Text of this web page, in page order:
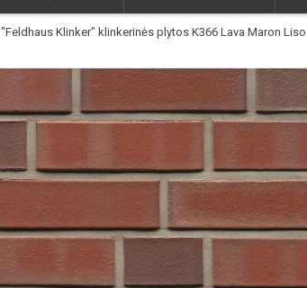
"Feldhaus Klinker" klinkerinės plytos K366 Lava Maron Liso